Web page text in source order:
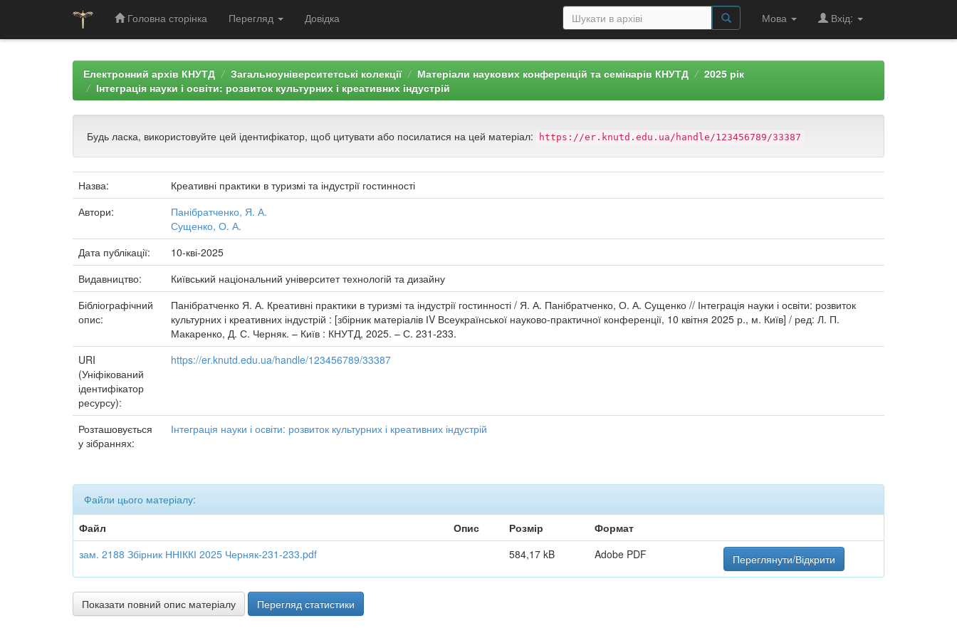
Головна сторінка Перегляд Довідка Мова Вхід:
Електронний архів КНУТД Загальноуніверситетські колекції Матеріали наукових конференцій та семінарів КНУТД
2025 рік
Інтеграція науки і освіти: розвиток культурних і креативних індустрій
Будь ласка, використовуйте цей ідентифікатор, щоб цитувати або посилатися на цей матеріал: https://er.knutd.edu.ua/handle/123456789/33387
Назва:
Креативні практики в туризмі та індустрії гостинності
Автори:
Панібратченко, Я. А.
Сущенко, О. А.
Дата публікації:
10-кві-2025
Видавництво:
Київський національний університет технологій та дизайну
Бібліографічний
опис:
Панібратченко Я. А. Креативні практики в туризмі та індустрії гостинності / Я. А. Панібратченко, О. А. Сущенко // Інтеграція науки і освіти: розвиток
культурних і креативних індустрій : [збірник матеріалів ІV Всеукраїнської науково-практичної конференції, 10 квітня 2025 р., м. Київ] / ред: Л. П.
Макаренко, Д. С. Черняк. – Київ : КНУТД, 2025. – С. 231-233.
URI
(Уніфікований
ідентифікатор
ресурсу):
https://er.knutd.edu.ua/handle/123456789/33387
Розташовується
у зібраннях:
Інтеграція науки і освіти: розвиток культурних і креативних індустрій
Файли цього матеріалу:
Файл
Опис Розмір
Формат
зам. 2188 Збірник ННІККІ 2025 Черняк-231-233.pdf
584,17 kB Adobe PDF Переглянути/Відкрити
Показати повний опис матеріалу Перегляд статистики